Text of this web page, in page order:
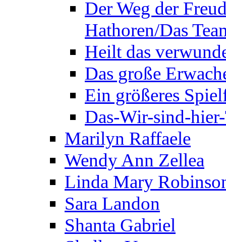
Der Weg der
Hathoren/Das
Heilt das
Das große
Ein größeres
Das-Wir-sind-
Marilyn Raffaele
Wendy Ann Zellea
Linda Mary
Sara Landon
Shanta Gabriel